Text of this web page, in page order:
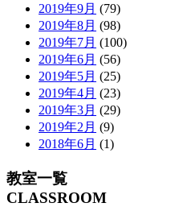
2019年9月 (79)
2019年8月 (98)
2019年7月 (100)
2019年6月 (56)
2019年5月 (25)
2019年4月 (23)
2019年3月 (29)
2019年2月 (9)
2018年6月 (1)
教室一覧
CLASSROOM